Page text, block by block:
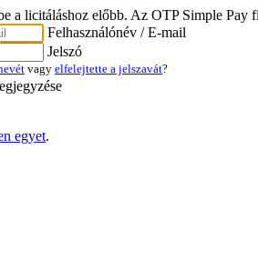
a licitáláshoz előbb. Az OTP Simple Pay
Felhasználónév / E-mail
Jelszó
vagy elfelejtette a jelszavát?
egyet.